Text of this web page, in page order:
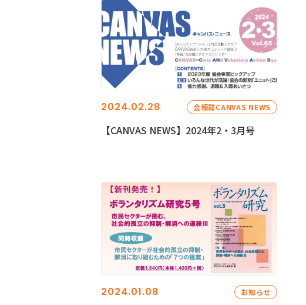
2024.02.28 会報誌CANVAS NEWS
【CANVAS NEWS】2024年2・3月号
2024.01.08 お知らせ